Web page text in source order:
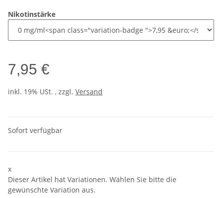
Nikotinstärke
7,95 €
inkl. 19% USt. , zzgl. Versand
Sofort verfügbar
x
Dieser Artikel hat Variationen. Wählen Sie bitte die
gewünschte Variation aus.